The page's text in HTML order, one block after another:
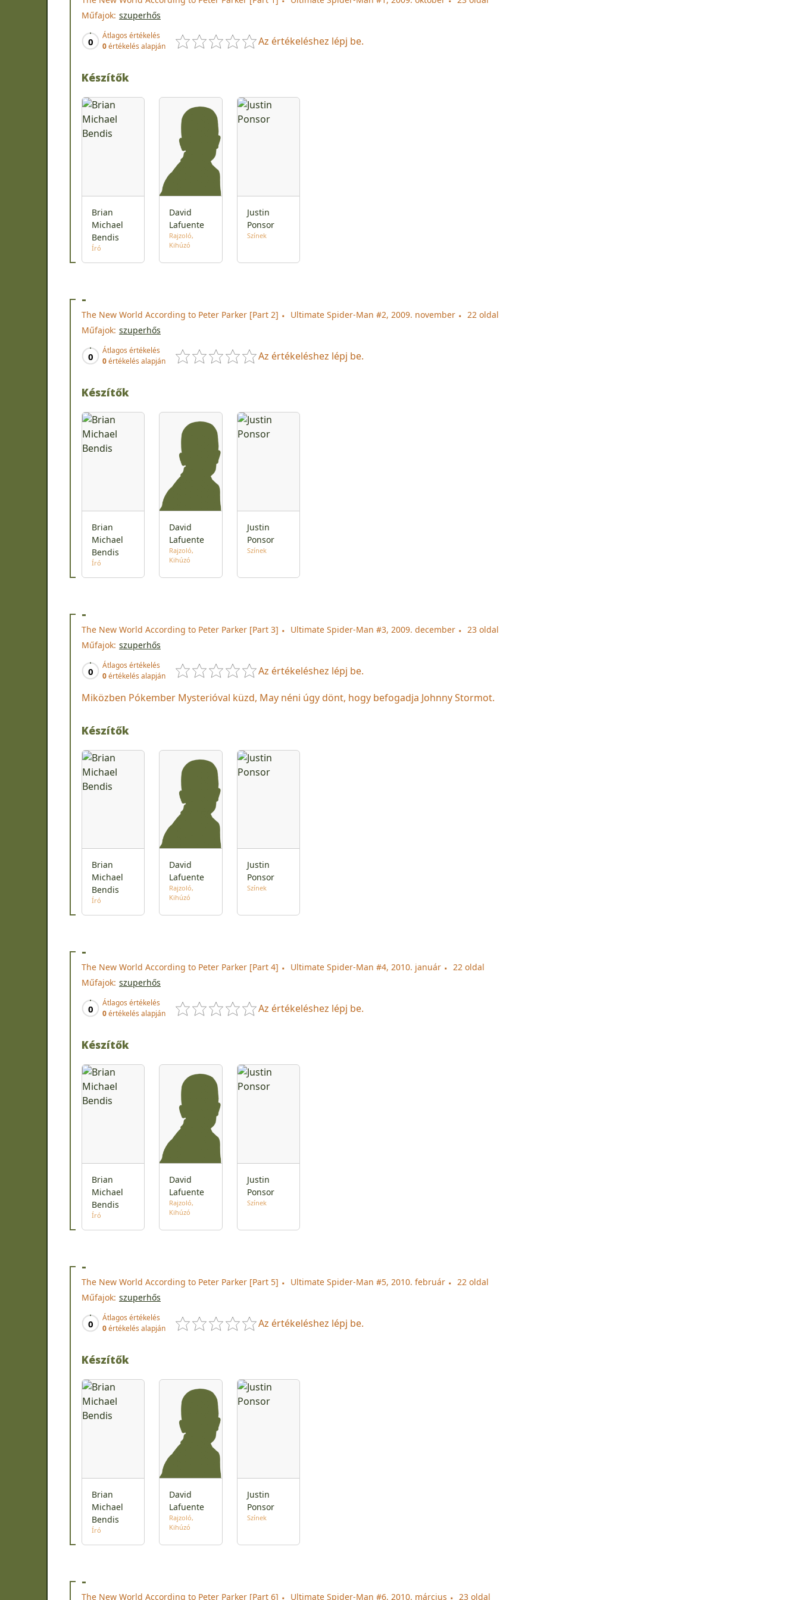
Műfajok: szuperhős
0
Átlagos értékelés
0értékelés alapján Az értékeléshez lépj be.
Készítők
Brian
Michael
Bendis
Író
David
Lafuente
Rajzoló
Kihúzó
Justin
Ponsor
Színek
-
The New World According to Peter Parker [Part 2] Ultimate Spider-Man #2, 2009. november
22 oldal
Műfajok: szuperhős
0
Átlagos értékelés
0értékelés alapján Az értékeléshez lépj be.
Készítők
Brian
Michael
Bendis
Író
David
Lafuente
Rajzoló
Kihúzó
Justin
Ponsor
Színek
-
The New World According to Peter Parker [Part 3] Ultimate Spider-Man #3, 2009. december
23 oldal
Műfajok: szuperhős
0
Átlagos értékelés
0értékelés alapján Az értékeléshez lépj be.
Miközben Pókember Mysterióval küzd, May néni úgy dönt, hogy befogadja Johnny Stormot.
Készítők
Brian
Michael
Bendis
Író
David
Lafuente
Rajzoló
Kihúzó
Justin
Ponsor
Színek
-
The New World According to Peter Parker [Part 4] Ultimate Spider-Man #4, 2010. január
22 oldal
Műfajok: szuperhős
0
Átlagos értékelés
0értékelés alapján Az értékeléshez lépj be.
Készítők
Brian
Michael
Bendis
Író
David
Lafuente
Rajzoló
Kihúzó
Justin
Ponsor
Színek
-
The New World According to Peter Parker [Part 5] Ultimate Spider-Man #5, 2010. február
22 oldal
Műfajok: szuperhős
0
Átlagos értékelés
0értékelés alapján Az értékeléshez lépj be.
Készítők
Brian
Michael
Bendis
Író
David
Lafuente
Rajzoló
Kihúzó
Justin
Ponsor
Színek
-
The New World According to Peter Parker [Part 6] Ultimate Spider-Man #6, 2010. március 23 oldal